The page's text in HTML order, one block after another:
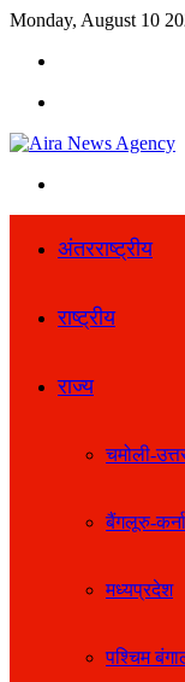
Monday, August 10
अंतरराष्ट्रीय
राष्ट्रीय
राज्य
चमोली-
बैंगलूरु-
मध्यप्रदेश
पश्चिम